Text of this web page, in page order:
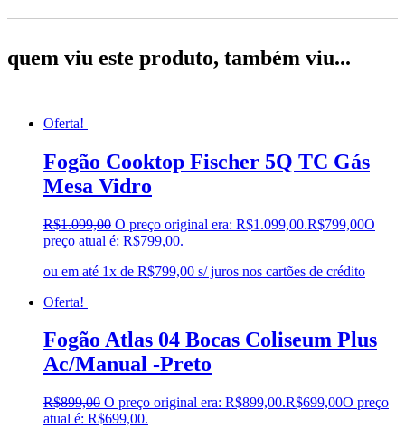
quem viu este produto, também viu...
Oferta!
Fogão Cooktop Fischer 5Q TC Gás
Mesa Vidro
R$1.099,00 O preço original era: R$1.099,00.R$799,00O
preço atual é: R$799,00.
ou em até 1x de R$799,00 s/ juros nos cartões de crédito
Oferta!
Fogão Atlas 04 Bocas Coliseum Plus
Ac/Manual -Preto
R$899,00 O preço original era: R$899,00.R$699,00O preço
atual é: R$699,00.